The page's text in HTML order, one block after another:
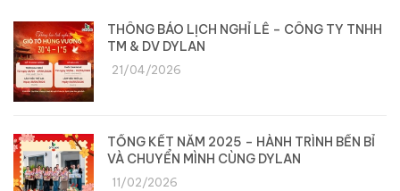
THÔNG BÁO LỊCH NGHỈ LỄ – CÔNG TY TNHH
TM & DV DYLAN
21/04/2026
TỔNG KẾT NĂM 2025 – HÀNH TRÌNH BỀN BỈ
VÀ CHUYỂN MÌNH CÙNG DYLAN
11/02/2026